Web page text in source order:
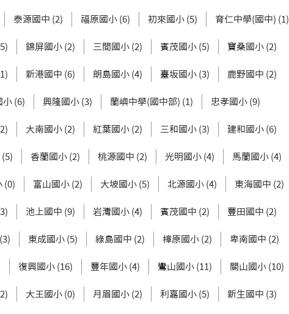
泰源國中 (2) 福原國小 (6) 初來國小 (5) 育仁中學(國中) (1)
錦屏國小 (2) 三間國小 (2) 賓茂國小 (5) 寶桑國小 (2)
新港國中 (6) 朗島國小 (4) 臺坂國小 (3) 鹿野國中 (2)
小 (6) 興隆國小 (3) 蘭嶼中學(國中部) (1) 忠孝國小 (9)
大南國小 (2) 紅葉國小 (2) 三和國小 (3) 建和國小 (6)
香蘭國小 (2) 桃源國中 (2) 光明國小 (4) 馬蘭國小 (4)
(0) 富山國小 (2) 大坡國小 (5) 北源國小 (4) 東海國中 (2)
池上國中 (9) 岩灣國小 (4) 賓茂國中 (2) 豐田國中 (2)
東成國小 (5) 綠島國中 (2) 樟原國小 (2) 卑南國中 (2)
復興國小 (16) 豐年國小 (4) 鸞山國小 (11) 關山國小 (10)
大王國小 (0) 月眉國小 (2) 利嘉國小 (5) 新生國中 (3)